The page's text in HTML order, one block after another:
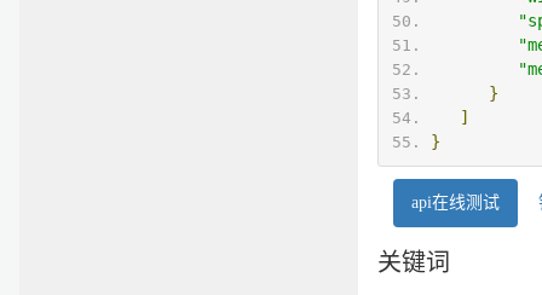
}
]
}
api在线测试
关键词